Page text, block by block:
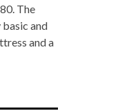
The
and
and a